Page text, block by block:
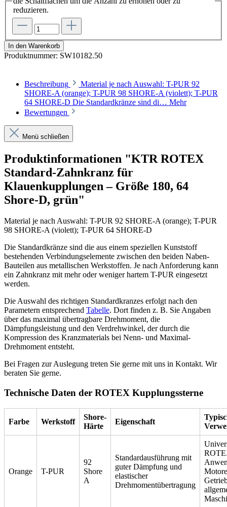
reduzieren.
In den Warenkorb
Produktnummer: SW10182.50
Beschreibung
Material je nach Auswahl: T-PUR 92
SHORE-A (orange); T-PUR 98 SHORE-A (violett); T-PUR
64 SHORE-D Die Standardkränze sind di… Mehr
Bewertungen
Menü schließen
Produktinformationen "KTR ROTEX
Standard-Zahnkranz für
Klauenkupplungen – Größe 180, 64
Shore-D, grün"
Material je nach Auswahl: T-PUR 92 SHORE-A (orange); T-PUR
98 SHORE-A (violett); T-PUR 64 SHORE-D
Die Standardkränze sind die aus einem speziellen Kunststoff
bestehenden Verbindungselemente zwischen den beiden Naben-
Bauteilen aus metallischen Werkstoffen. Je nach Anforderung kann
ein Zahnkranz mit mehr oder weniger hartem T-PUR eingesetzt
werden.
Die Auswahl des richtigen Standardkranzes erfolgt nach den
Parametern entsprechend Tabelle. Dort finden z. B. Sie Angaben
über das maximal übertragbare Drehmoment, die
Dämpfungsleistung und den Verdrehwinkel, der durch die
Kompression des Kranzmaterials bei Nenn- und Maximal-
Drehmoment entsteht.
Bei Fragen zur Auslegung treten Sie gerne mit uns in Kontakt. Wir
beraten Sie gerne.
Technische Daten der ROTEX Kupplungssterne
Farbe Werkstoff
Shore-
Härte
Eigenschaft
Orange T-PUR
92
Shore
A
Standardausführung mit
guter Dämpfung und
elastischer
Drehmomentübertragung